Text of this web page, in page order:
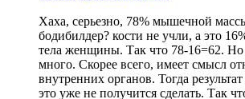
Хаха, серьезно, 78% мышечной
бодибилдер? кости не учли, а это
тела женщины. Так что 78-16=62.
много. Скорее всего, имеет смысл
внутренних органов. Тогда
это уже не получится сделать. Так